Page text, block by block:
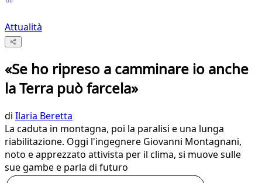
Attualità
«Se ho ripreso a camminare io anche
la Terra può farcela»
di Ilaria Beretta
La caduta in montagna, poi la paralisi e una lunga
riabilitazione. Oggi l'ingegnere Giovanni Montagnani,
noto e apprezzato attivista per il clima, si muove sulle
sue gambe e parla di futuro